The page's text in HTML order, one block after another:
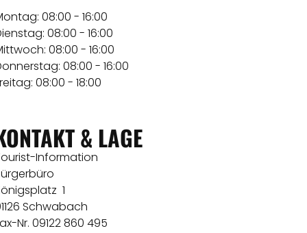
08:00 - 16:00
08:00 - 16:00
08:00 - 16:00
08:00 - 16:00
08:00 - 18:00
& LAGE
Information
1
Schwabach
Nr. 09122 860 495